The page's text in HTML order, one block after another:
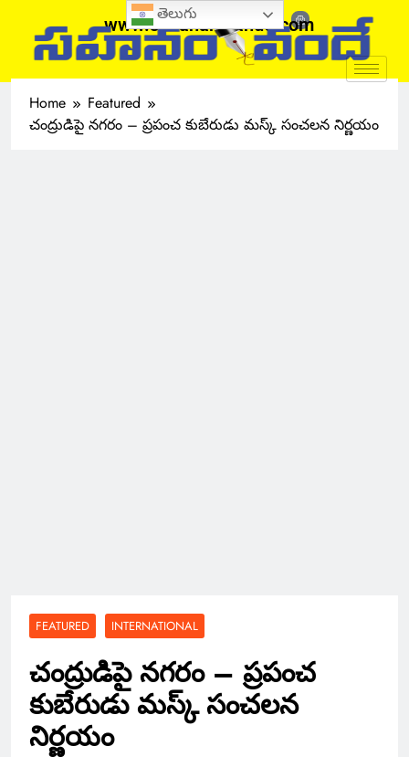
www.sahanamvande.com
Home
Featured
చంద్రుడిపై నగరం – ప్రపంచ కుబేరుడు మస్క్ సంచలన నిర్ణయం
FEATURED INTERNATIONAL
చంద్రుడిపై నగరం – ప్రపంచ
కుబేరుడు మస్క్ సంచలన
నిర్ణయం
తెలుగు